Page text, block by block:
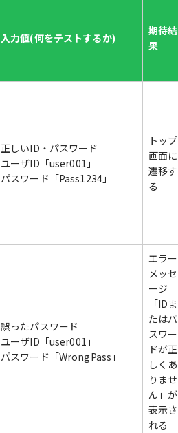
入力値(何をテストするか)
期待結
果
正しいID・パスワード
ユーザID「user001」
パスワード「Pass1234」
トップ
画面に
遷移す
る
誤ったパスワード
ユーザID「user001」
パスワード「WrongPass」
エラー
メッセ
ージ
「IDま
たはパ
スワー
ドが正
しくあ
りませ
ん」が
表示さ
れる